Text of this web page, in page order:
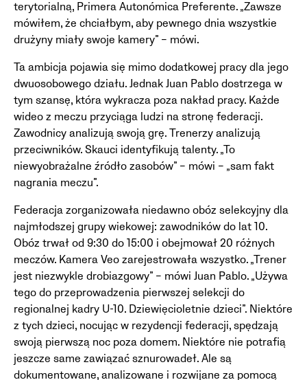
terytorialną, Primera Autonómica Preferente. „Zawsze
mówiłem, że chciałbym, aby pewnego dnia wszystkie
drużyny miały swoje kamery” – mówi.
Ta ambicja pojawia się mimo dodatkowej pracy dla jego
dwuosobowego działu. Jednak Juan Pablo dostrzega w
tym szansę, która wykracza poza nakład pracy. Każde
wideo z meczu przyciąga ludzi na stronę federacji.
Zawodnicy analizują swoją grę. Trenerzy analizują
przeciwników. Skauci identyfikują talenty. „To
niewyobrażalne źródło zasobów” – mówi – „sam fakt
nagrania meczu”.
Federacja zorganizowała niedawno obóz selekcyjny dla
najmłodszej grupy wiekowej: zawodników do lat 10.
Obóz trwał od 9:30 do 15:00 i obejmował 20 różnych
meczów. Kamera Veo zarejestrowała wszystko. „Trener
jest niezwykle drobiazgowy” – mówi Juan Pablo. „Używa
tego do przeprowadzenia pierwszej selekcji do
regionalnej kadry U-10. Dziewięcioletnie dzieci”. Niektóre
z tych dzieci, nocując w rezydencji federacji, spędzają
swoją pierwszą noc poza domem. Niektóre nie potrafią
jeszcze same zawiązać sznurowadeł. Ale są
dokumentowane, analizowane i rozwijane za pomocą